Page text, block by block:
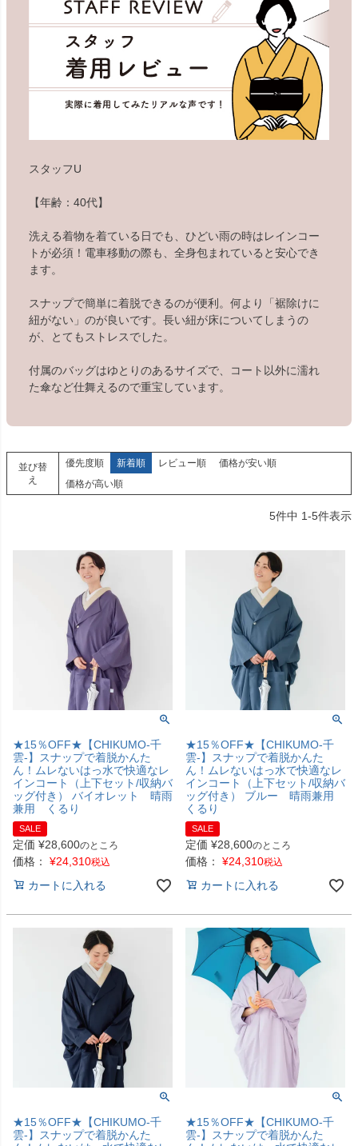
スタッフU
【年齢：40代】
洗える着物を着ている日でも、ひどい雨の時はレインコー
トが必須！電車移動の際も、全身包まれていると安心でき
ます。
スナップで簡単に着脱できるのが便利。何より「裾除けに
紐がない」のが良いです。長い紐が床についてしまうの
が、とてもストレスでした。
付属のバッグはゆとりのあるサイズで、コート以外に濡れ
た傘など仕舞えるので重宝しています。
並び替
え
優先度順 新着順 レビュー順
価格が安い順
価格が高い順
5件中 1-5件表示
★15％OFF★【CHIKUMO-千
雲-】スナップで着脱かんた
ん！ムレないはっ水で快適なレ
インコート（上下セット/収納バ
ッグ付き） バイオレット 晴雨
兼用 くるり
SALE
定価 ¥28,600のところ
価格： ¥24,310税込
カートに入れる
★15％OFF★【CHIKUMO-千
雲-】スナップで着脱かんた
ん！ムレないはっ水で快適なレ
インコート（上下セット/収納バ
ッグ付き） ブルー 晴雨兼用
くるり
SALE
定価 ¥28,600のところ
価格： ¥24,310税込
カートに入れる
★15％OFF★【CHIKUMO-千
雲-】スナップで着脱かんた
★15％OFF★【CHIKUMO-千
雲-】スナップで着脱かんた